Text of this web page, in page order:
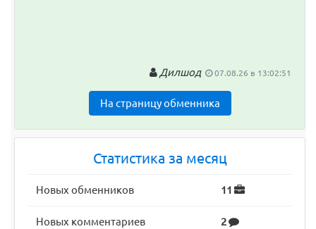
Дилшод 07.08.26 в 13:02:51
На страницу обменника
Статистика за месяц
Новых обменников 11
Новых комментариев 2